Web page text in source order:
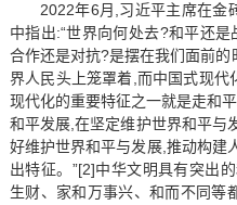
2022年6月,习近平主席在金
中指出:“世界向何处去?和平还
合作还是对抗?是摆在我们面前
界人民头上笼罩着,而中国式现
现代化的重要特征之一就是走和
和平发展,在坚定维护世界和平与
好维护世界和平与发展,推动构建
出特征。”[2]中华文明具有突出
生财、家和万事兴、和而不同等